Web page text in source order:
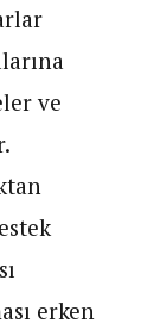
ve
erken